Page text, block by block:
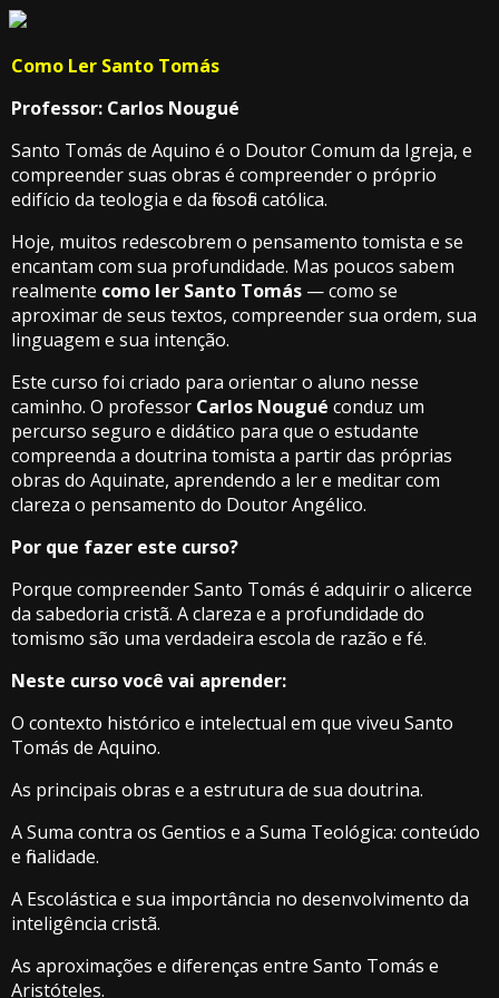
Como Ler Santo Tomás
Professor: Carlos Nougué
Santo Tomás de Aquino é o Doutor Comum da Igreja, e
compreender suas obras é compreender o próprio
edifício da teologia e da filosofia católica.
Hoje, muitos redescobrem o pensamento tomista e se
encantam com sua profundidade. Mas poucos sabem
realmente como ler Santo Tomás — como se
aproximar de seus textos, compreender sua ordem, sua
linguagem e sua intenção.
Este curso foi criado para orientar o aluno nesse
caminho. O professor Carlos Nougué conduz um
percurso seguro e didático para que o estudante
compreenda a doutrina tomista a partir das próprias
obras do Aquinate, aprendendo a ler e meditar com
clareza o pensamento do Doutor Angélico.
Por que fazer este curso?
Porque compreender Santo Tomás é adquirir o alicerce
da sabedoria cristã. A clareza e a profundidade do
tomismo são uma verdadeira escola de razão e fé.
Neste curso você vai aprender:
O contexto histórico e intelectual em que viveu Santo
Tomás de Aquino.
As principais obras e a estrutura de sua doutrina.
A Suma contra os Gentios e a Suma Teológica: conteúdo
e finalidade.
A Escolástica e sua importância no desenvolvimento da
inteligência cristã.
As aproximações e diferenças entre Santo Tomás e
Aristóteles.